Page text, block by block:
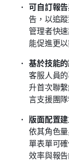
可自訂報
告，以追
管理者快
能促進更
基於技能
客服人員
升首次聯
言支援團
版面配置
依其角色
單表單可
效率與報